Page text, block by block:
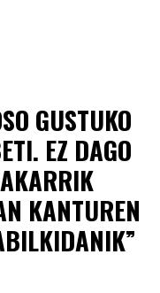
GUSTUKO
EZ DAGO
KANTUREN